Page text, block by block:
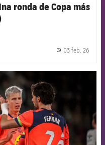
ronda de Copa más
03 feb. 26
Barcelona badge